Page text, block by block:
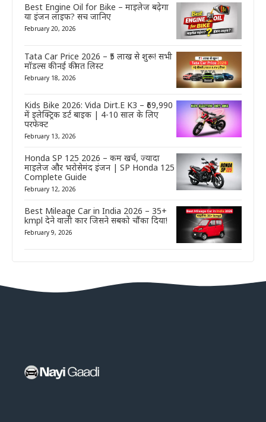
Best Engine Oil for Bike – माइलेज बढ़ेगा
या इंजन लाइफ? सच जानिए
February 20, 2026
Tata Car Price 2026 – ₹5 लाख से शुरू! सभी
मॉडल्स की नई कीमत लिस्ट
February 18, 2026
Kids Bike 2026: Vida Dirt.E K3 – ₹69,990
में इलेक्ट्रिक डर्ट बाइक | 4-10 साल के लिए
परफेक्ट
February 13, 2026
Honda SP 125 2026 – कम खर्च, ज्यादा
माइलेज और भरोसेमंद इंजन | SP Honda 125
Complete Guide
February 12, 2026
Best Mileage Car in India 2026 – 35+
kmpl देने वाली कार जिसने सबको चौंका दिया!
February 9, 2026